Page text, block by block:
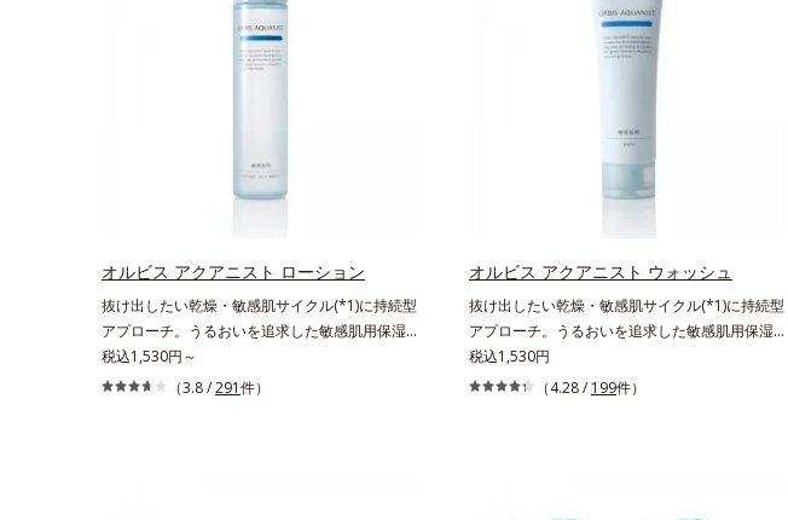
（2プッシュ程度）をとり、手のひら全体にさっ
と広げます。2.肌の上で軽くらせんを描くよう
に、メイクとよくなじませます。※落ちにくいメ
の後、洗顔料で洗顔してください。各商品の詳し
い情報は商品ページをご覧ください。・BEAUTY
透型ビタミンC誘導体(*4)が汚れを取り去った毛
穴を引きしめ、キメの整ったなめらかな肌に洗い
上げます。ツブツブ入りのパウダーが泡立てネッ
にくい肌(*5)を目指せます。性別問わずお使いい
ただけるので、ご夫婦やカップルでシェアするの
す。*1 プロテアーゼ、パパイン、リパーゼ配合
チン酸アスコルビルリン酸3Na配合＝肌を引き締
め、キメを整える成分*5 皮脂・汚れの除去によ
る
します。さらに保湿成分配合でうるおい感が続
き、エアコンなどによる乾燥も防ぎます。*1 ト
リメチルシロキシケイ酸、ジメチコン配合＝汗や
ヒアルロン酸、異性化糖配合＝保湿成分【ご使用
方法】2層タイプなので、必ず容器をよく振って
からお使いください。メイクの仕上げに、顔から
ミストを塗布後、肌に触れずに乾くまでそのまま
オルビス アクアニスト ローション
抜け出したい乾燥・敏感肌サイクル(*1)に持続型
アプローチ。うるおいを追求した敏感肌用保湿ス
キンケア(*2)。うるおいを逃し、刺激を受けやす
い角層の“乾燥敏感スランプ(*3)”に悩む敏感な肌
税込1,530円～
（3.8 /291件）
オルビス アクアニスト ウォッシュ
抜け出したい乾燥・敏感肌サイクル(*1)に持続型
アプローチ。うるおいを追求した敏感肌用保湿ス
キンケア(*2)。うるおいを逃し、刺激を受けやす
い角層の“乾燥敏感スランプ(*3)”に悩む敏感な肌
税込1,530円
（4.28 / 199件）